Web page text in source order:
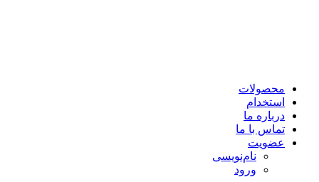
محصولات
استخدام
درباره ما
تماس با ما
عضویت
نام‌نویسی
ورود